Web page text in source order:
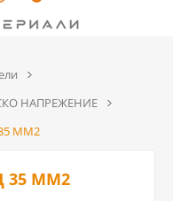
НАПРЕЖЕНИЕ
ММ2
35 ММ2